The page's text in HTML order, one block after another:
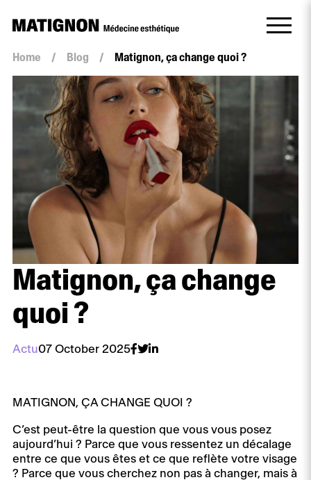
Home / Blog / Matignon, ça change quoi ?
Matignon, ça change
quoi ?
Actu07 October 2025
MATIGNON, ÇA CHANGE QUOI ?
C’est peut-être la question que vous vous posez
aujourd’hui ? Parce que vous ressentez un décalage
entre ce que vous êtes et ce que reflète votre visage
? Parce que vous cherchez non pas à changer, mais à